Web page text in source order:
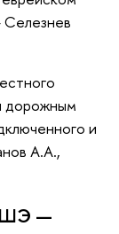
Селезнев
дорожным
и
А.А.,
—